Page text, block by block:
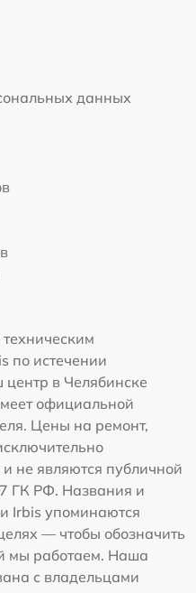
данных
по истечении
в Челябинске
официальной
Цены на ремонт,
не являются публичной
ГК РФ. Названия и
Irbis упоминаются
— чтобы обозначить
мы работаем. Наша
с владельцами